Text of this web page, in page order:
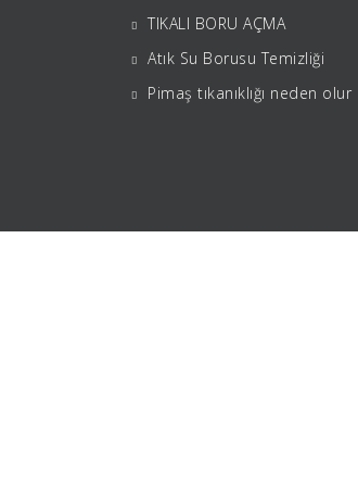
TIKALI BORU AÇMA
Atık Su Borusu Temizliği
Pimaş tıkanıklığı neden olur